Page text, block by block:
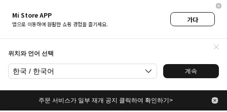
Mi Store APP
앱으로 이동하여 원활한 쇼핑 경험을 즐기세요.
가다
위치와 언어 선택
한국 / 한국어 계속
주문 서비스가 일부 재개 공지 클릭하여 확인하기>